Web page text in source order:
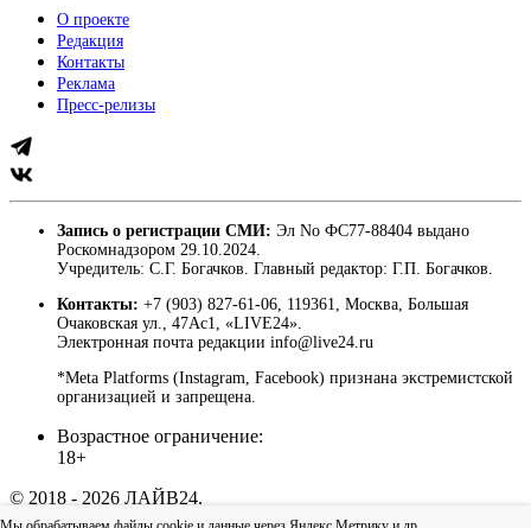
О проекте
Редакция
Контакты
Реклама
Пресс-релизы
Запись о регистрации СМИ: Эл No ФС77-88404 выдано
Роскомнадзором 29.10.2024.
Учредитель: С.Г. Богачков. Главный редактор: Г.П. Богачков.
Контакты: +7 (903) 827-61-06, 119361, Москва, Большая
Очаковская ул., 47Ас1, «LIVE24».
Электронная почта редакции info@live24.ru
*Meta Platforms (Instagram, Facebook) признана экстремистской
организацией и запрещена.
Возрастное ограничение:
18+
© 2018 - 2026 ЛАЙВ24.
Пользовательское соглашение|Политика